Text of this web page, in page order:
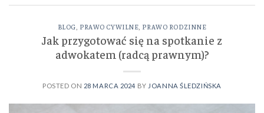
BLOG PRAWO CYWILNE PRAWO RODZINNE
Jak przygotować się na spotkanie z
adwokatem (radcą prawnym)?
POSTED ON 28 MARCA 2024 BY JOANNA ŚLEDZIŃSKA